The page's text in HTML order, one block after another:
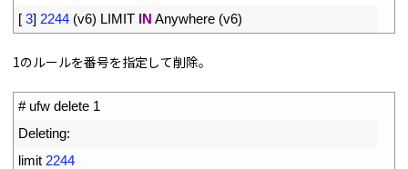
[ 3] 2244 (v6) LIMIT IN Anywhere (v6)
1のルールを番号を指定して削除。
# ufw delete 1
Deleting:
limit 2244